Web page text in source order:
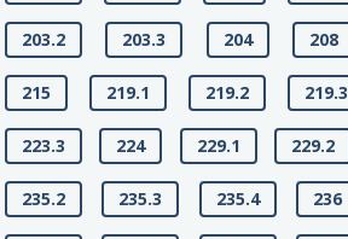
203.2 203.3 204 208
215 219.1 219.2 219.3
223.3 224 229.1 229.2
235.2 235.3 235.4 236